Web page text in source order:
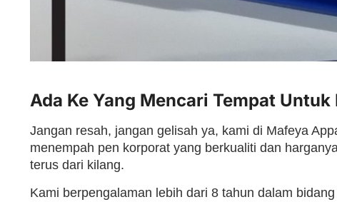
Ada Ke Yang Mencari Tempat
Jangan resah, jangan gelisah ya, kami di Mafeya
menempah pen korporat yang berkualiti dan
terus dari kilang.
Kami berpengalaman lebih dari 8 tahun dalam